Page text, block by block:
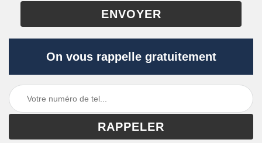
On vous rappelle gratuitement